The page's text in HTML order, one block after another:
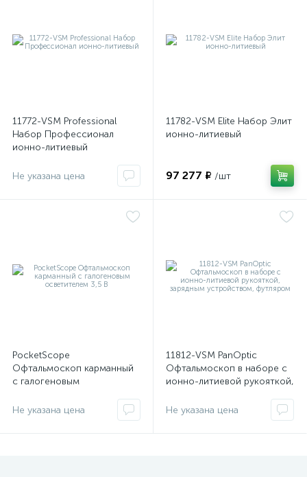
11772-VSM Professional
Набор Профессионал
ионно-литиевый
Не указана цена
11782-VSM Elite Набор Элит
ионно-литиевый
97 277 ₽ /шт
PocketScope
Офтальмоскоп карманный
с галогеновым
Не указана цена
11812-VSM PanOptic
Офтальмоскоп в наборе с
ионно-литиевой рукояткой,
футляром
Не указана цена